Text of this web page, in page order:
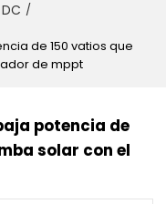
/
de 150 vatios que
de mppt
potencia de
solar con el